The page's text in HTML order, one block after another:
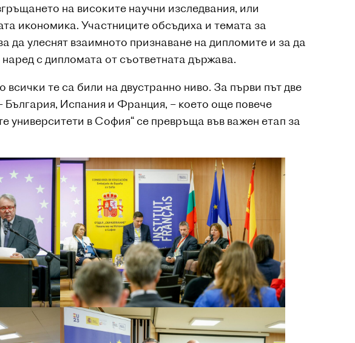
на високите научни изследвания, или
икономика. Участниците обсъдиха и темата за
улеснят взаимното признаване на дипломите и за да
с дипломата от съответната държава.
те са били на двустранно ниво. За първи път две
Испания и Франция, – което още повече
университети в София“ се превръща във важен етап за